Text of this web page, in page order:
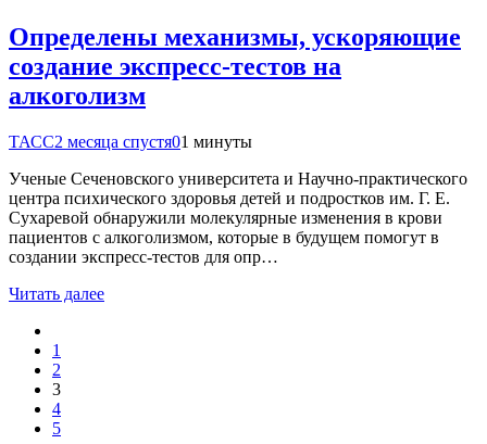
Определены механизмы, ускоряющие
создание экспресс-тестов на
алкоголизм
ТАСС2 месяца спустя01 минуты
Ученые Сеченовского университета и Научно-практического
центра психического здоровья детей и подростков им. Г. Е.
Сухаревой обнаружили молекулярные изменения в крови
пациентов с алкоголизмом, которые в будущем помогут в
создании экспресс-тестов для опр…
Читать далее
1
2
3
4
5